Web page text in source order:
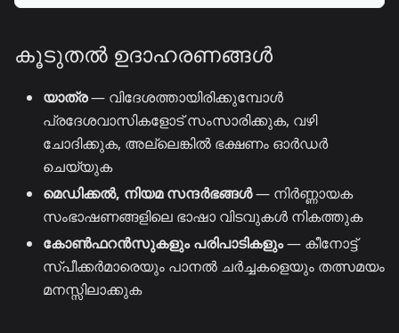
കൂടുതൽ ഉദാഹരണങ്ങൾ
യാത്ര— വിദേശത്തായിരിക്കുമ്പോൾ
പ്രദേശവാസികളോട് സംസാരിക്കുക, വഴി
ചോദിക്കുക, അല്ലെങ്കിൽ ഭക്ഷണം ഓർഡർ
ചെയ്യുക
മെഡിക്കൽ, നിയമ സന്ദർഭങ്ങൾ— നിർണ്ണായക
സംഭാഷണങ്ങളിലെ ഭാഷാ വിടവുകൾ നികത്തുക
കോൺഫറൻസുകളും പരിപാടികളും— കീനോട്ട്
സ്പീക്കർമാരെയും പാനൽ ചർച്ചകളെയും തത്സമയം
മനസ്സിലാക്കുക